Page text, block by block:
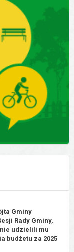
Gminy
Rady Gminy,
udzielili mu
budżetu za 2025